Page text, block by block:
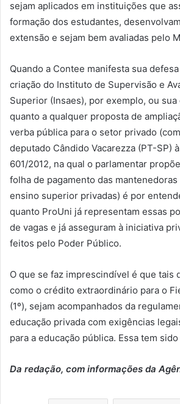
sejam aplicados em instituições que
formação dos estudantes,
extensão e sejam bem avaliadas pelo
Quando a Contee manifesta sua
criação do Instituto de Supervisão e
Superior (Insaes), por exemplo, ou
quanto a qualquer proposta de
verba pública para o setor privado
deputado Cândido Vacarezza (PT-SP)
601/2012, na qual o parlamentar
folha de pagamento das
ensino superior privadas) é por
quanto ProUni já representam essas
de vagas e já asseguram à iniciativa
feitos pelo Poder Público.
O que se faz imprescindível é que tais
como o crédito extraordinário para o
(1º), sejam acompanhados da
educação privada com exigências
para a educação pública. Essa tem
Da redação, com informações da